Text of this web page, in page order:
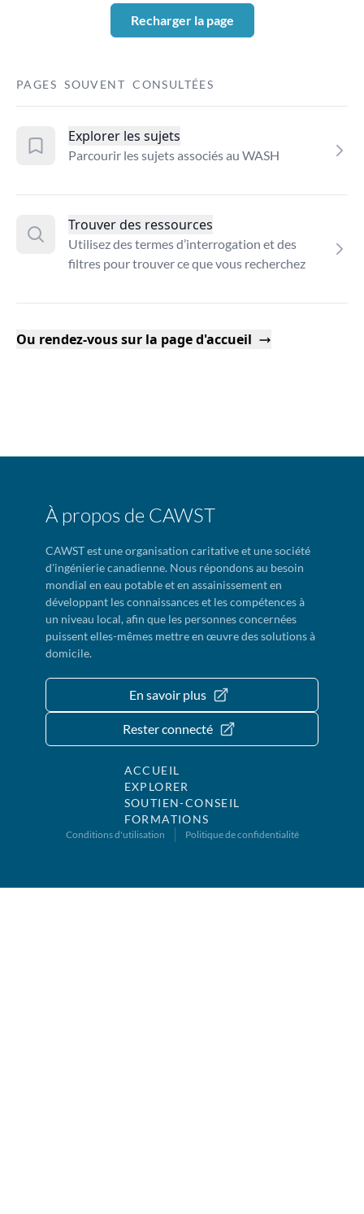
Recharger la page
PAGES SOUVENT CONSULTÉES
Explorer les sujets
Parcourir les sujets associés au WASH
Trouver des ressources
Utilisez des termes d’interrogation et des
filtres pour trouver ce que vous recherchez
Ou rendez-vous sur la page d'accueil
À propos de CAWST
CAWST est une organisation caritative et une société
d'ingénierie canadienne. Nous répondons au besoin
mondial en eau potable et en assainissement en
développant les connaissances et les compétences à
un niveau local, afin que les personnes concernées
puissent elles-mêmes mettre en œuvre des solutions à
domicile.
En savoir plus
Rester connecté
ACCUEIL
EXPLORER
SOUTIEN-CONSEIL
FORMATIONS
Conditions d'utilisation Politique de confidentialité